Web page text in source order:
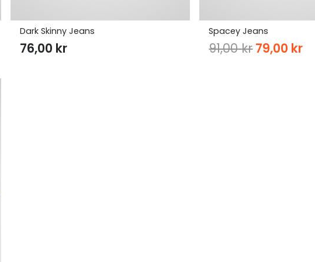
Dark Skinny Jeans
76,00 kr
Spacey Jeans
91,00krOriginal
79,00 kr